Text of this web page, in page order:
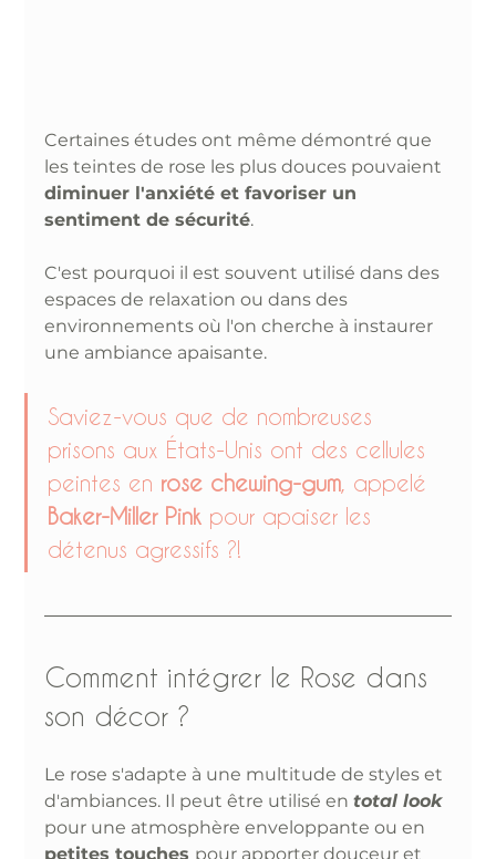
Certaines études ont même démontré que
les teintes de rose les plus douces pouvaient
diminuer l'anxiété et favoriser un
sentiment de sécurité.
C'est pourquoi il est souvent utilisé dans des
espaces de relaxation ou dans des
environnements où l'on cherche à instaurer
une ambiance apaisante.
Saviez-vous que de nombreuses
prisons aux États-Unis ont des cellules
peintes en rose chewing-gum , appelé
Baker-Miller Pink pour apaiser les
détenus agressifs ?!
Comment intégrer le Rose dans
son décor ?
Le rose s'adapte à une multitude de styles et
d'ambiances. Il peut être utilisé en total look
pour une atmosphère enveloppante ou en
petites touches pour apporter douceur et